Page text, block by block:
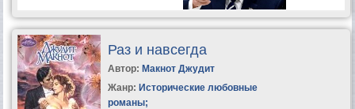
Раз и навсегда
Автор: Макнот Джудит
Жанр: Исторические любовные
романы;